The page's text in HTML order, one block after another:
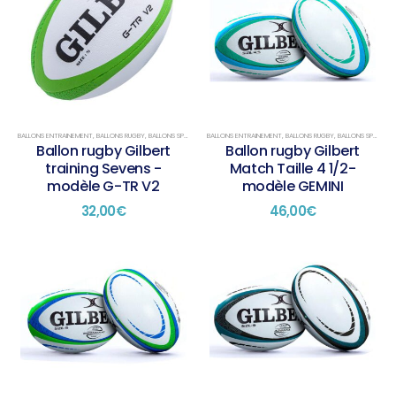
BALLONS ENTRAINEMENT, BALLONS RUGBY, BALLONS SPÉCIAUX ,BALLONS TAILLE 5
Ballon rugby Gilbert
training Sevens -
modèle G-TR V2
32,00€
BALLONS ENTRAINEMENT, BALLONS RUGBY, BALLONS SPÉCIAUX
Ballon rugby Gilbert
Match Taille 4 1/2-
modèle GEMINI
46,00€